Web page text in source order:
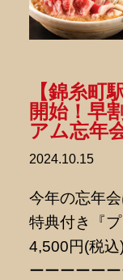
2024.10.15
【錦糸町
開始！早
アム忘年
今年の忘年
特典付き『
4,500円(税
ーーーーー